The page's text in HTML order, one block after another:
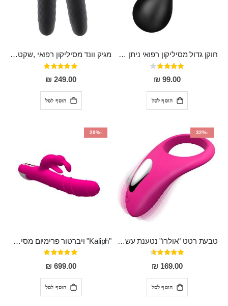
חוקן גדול מסיליקון רפואי ניתן לשימוש גם כפלאג וגם כחרוזים אנאלים
דירוג:
80%
99.00 ₪
הוסף לסל
מגיק וונד מסיליקון רפואי ,שקט במיוחד, נטען בעל 10 מהירויות שונות "Erna"
דירוג:
100%
249.00 ₪
הוסף לסל
-32%
טבעת רטט "אולרו" נטענת עשויה סיליקון רפואי עם רטט חזק ומטריף חושים
דירוג:
91%
169.00 ₪
הוסף לסל
-29%
"Kaliph" ויברטור פרימיום מסיליקון רפואי , נטען, שקט במיוחד, מסתובב ומתפתל, שמנמן עם חדירה 14 סמ
דירוג:
100%
699.00 ₪
הוסף לסל